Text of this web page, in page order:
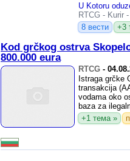
RTCG - Kurir -
8 вести
+3
Kod grčkog ostrva
800.000 eura
RTCG-
Istraga grčke
transakcija
vodama oko
baza za
+1 тема »